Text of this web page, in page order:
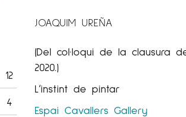
JOAQUIM UREÑA
(Del col·loqui de la clausura
2020.)
L’instint de pintar
Espai Cavallers Gallery
12
4